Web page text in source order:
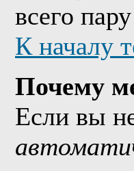
всего
К началу
Почему
Если вы